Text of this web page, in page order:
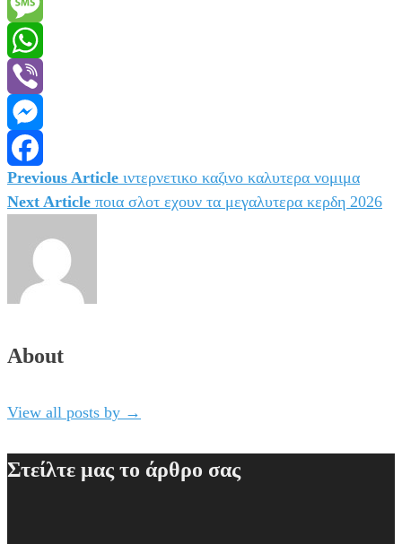
Email
Message
WhatsApp
Viber
Messenger
Facebook
Πλοήγηση
Previous Article ιντερνετικο καζινο καλυτερα νομιμα
Next Article ποια σλοτ εχουν τα μεγαλυτερα κερδη 2026
About
View all posts by →
Στείλτε μας το άρθρο σας